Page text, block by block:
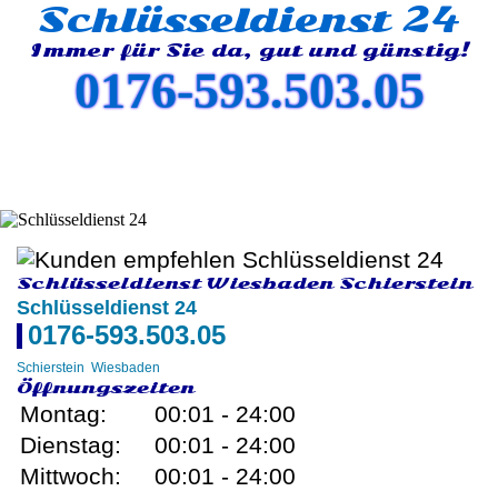
Schlüsseldienst 24
Immer für Sie da, gut und günstig!
0176-593.503.05
Schlüsseldienst Wiesbaden Schierstein
Schlüsseldienst 24
0176-593.503.05
Schierstein Wiesbaden
Öffnungszeiten
Montag:
00:01 - 24:00
Dienstag:
00:01 - 24:00
Mittwoch:
00:01 - 24:00